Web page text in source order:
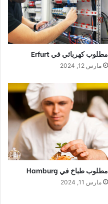
مطلوب كهربائي في Erfurt
مارس 12, 2024
مطلوب طباخ في Hamburg
مارس 11, 2024